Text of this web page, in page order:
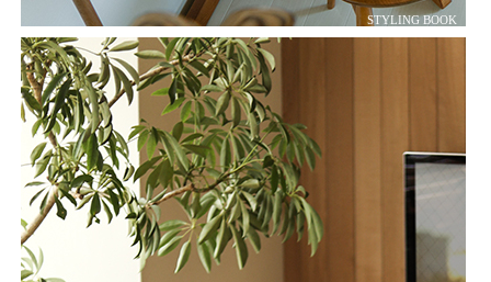
STYLING BOOK